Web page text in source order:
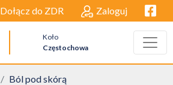
Dołącz do ZDR Zaloguj
Koło
Częstochowa
Ból pod skórą